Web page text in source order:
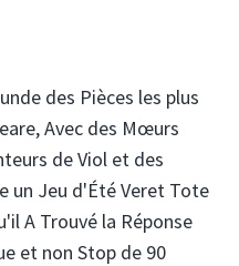
des Pièces les plus
Avec des Mœurs
de Viol et des
un Jeu d'Été Veret Tote
A Trouvé la Réponse
et non Stop de 90